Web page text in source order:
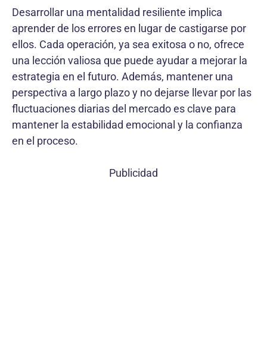
Desarrollar una mentalidad resiliente implica
aprender de los errores en lugar de castigarse por
ellos. Cada operación, ya sea exitosa o no, ofrece
una lección valiosa que puede ayudar a mejorar la
estrategia en el futuro. Además, mantener una
perspectiva a largo plazo y no dejarse llevar por las
fluctuaciones diarias del mercado es clave para
mantener la estabilidad emocional y la confianza
en el proceso.
Publicidad